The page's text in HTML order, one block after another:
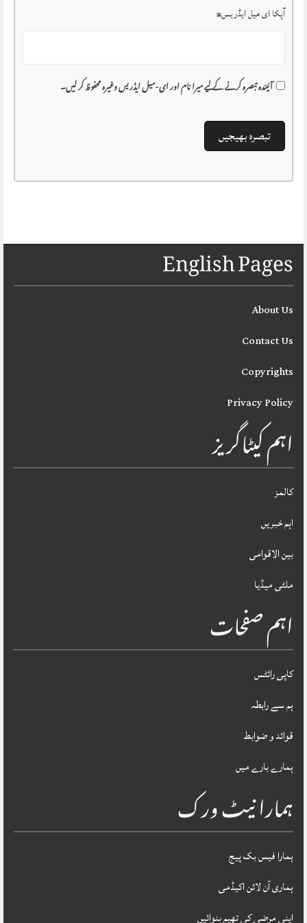
آپکا ای میل ایڈریس*
آئیندہ تبصرہ کرنے کے لیے میرا نام اور ای-میل ایڈریس وغیرہ محفوظ کر لیں۔
English Pages
About Us
Contact Us
Copyrights
Privacy Policy
اہم کیٹاگریز
کالمز
اہم خبریں
بین الاقوامی
ملٹی میڈیا
اہم صفحات
کاپی رائٹس
ہم سے رابطہ
قوائد و ضوابط
ہمارے بارے میں
ہمارا نیٹ ورک
ہمارا فیس بک پیج
ہماری آن لائن اکیڈمی
اپنی مرضی کی تھیم بنوائیں